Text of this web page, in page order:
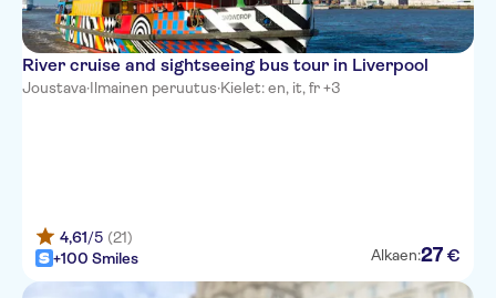
River cruise and sightseeing bus tour in Liverpool
Joustava·Ilmainen peruutus·Kielet: en, it, fr +3
4,61/5 (21)
+100 Smiles
Alkaen:27 €